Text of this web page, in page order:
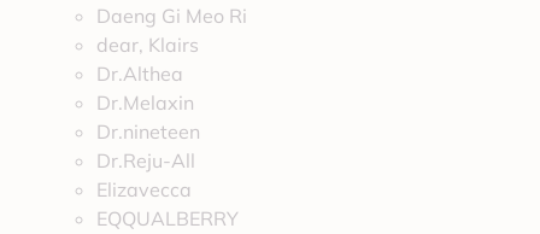
Daeng Gi Meo Ri
dear, Klairs
Dr.Althea
Dr.Melaxin
Dr.nineteen
Dr.Reju-All
Elizavecca
EQQUALBERRY